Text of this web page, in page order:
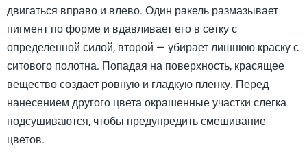
двигаться вправо и влево. Один ракель размазывает
пигмент по форме и вдавливает его в сетку с
определенной силой, второй — убирает лишнюю краску с
ситового полотна. Попадая на поверхность, красящее
вещество создает ровную и гладкую пленку. Перед
нанесением другого цвета окрашенные участки слегка
подсушиваются, чтобы предупредить смешивание
цветов.